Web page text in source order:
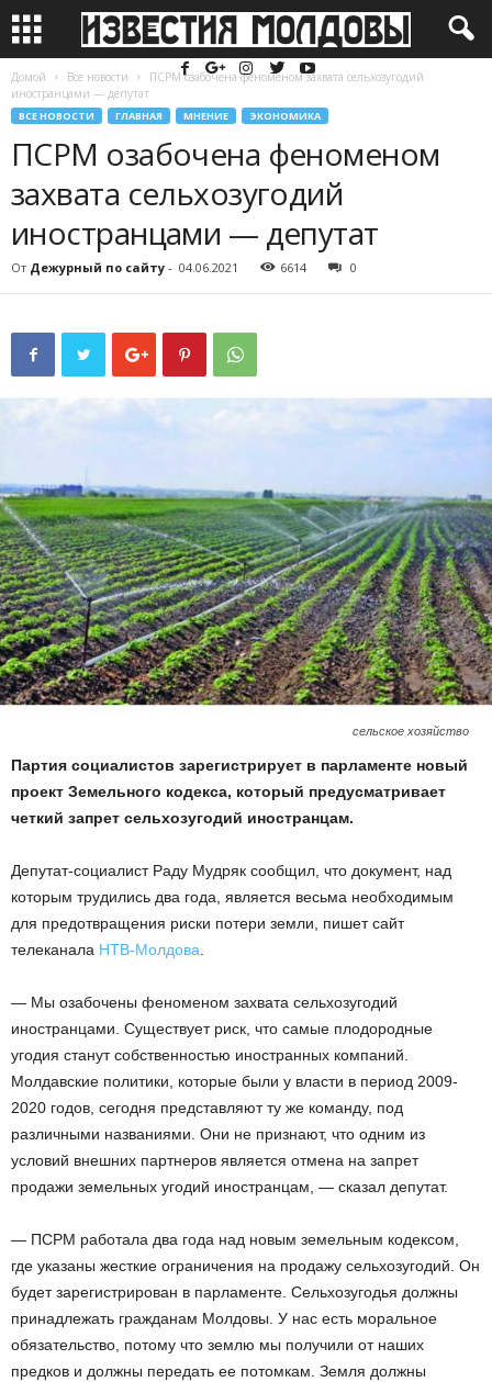
Домой Все новости
ПСРМ озабочена феноменом захвата сельхозугодий
иностранцами — депутат
ВСЕ НОВОСТИ ГЛАВНАЯ МНЕНИЕ ЭКОНОМИКА
ПСРМ озабочена феноменом
захвата сельхозугодий
иностранцами — депутат
От Дежурный по сайту - 04.06.2021 6614 0
сельское хозяйство
Партия социалистов зарегистрирует в парламенте новый
проект Земельного кодекса, который предусматривает
четкий запрет сельхозугодий иностранцам.
Депутат-социалист Раду Мудряк сообщил, что документ, над
которым трудились два года, является весьма необходимым
для предотвращения риски потери земли, пишет сайт
телеканала НТВ-Молдова
— Мы озабочены феноменом захвата сельхозугодий
иностранцами. Существует риск, что самые плодородные
угодия станут собственностью иностранных компаний.
Молдавские политики, которые были у власти в период 2009-
2020 годов, сегодня представляют ту же команду, под
различными названиями. Они не признают, что одним из
условий внешних партнеров является отмена на запрет
продажи земельных угодий иностранцам, — сказал депутат.
— ПСРМ работала два года над новым земельным кодексом,
где указаны жесткие ограничения на продажу сельхозугодий. Он
будет зарегистрирован в парламенте. Сельхозугодья должны
принадлежать гражданам Молдовы. У нас есть моральное
обязательство, потому что землю мы получили от наших
предков и должны передать ее потомкам. Земля должны